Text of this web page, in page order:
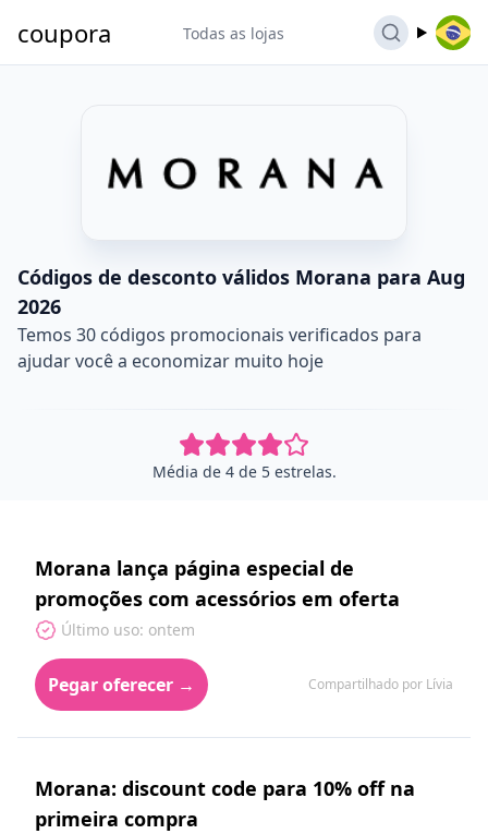
coupora Todas as lojas
Códigos de desconto válidos Morana para Aug
2026
Temos 30 códigos promocionais verificados para
ajudar você a economizar muito hoje
Média de 4 de 5 estrelas.
Morana lança página especial de
promoções com acessórios em oferta
Último uso: ontem
Pegar oferecer → Compartilhado por Lívia
Morana: discount code para 10% off na
primeira compra